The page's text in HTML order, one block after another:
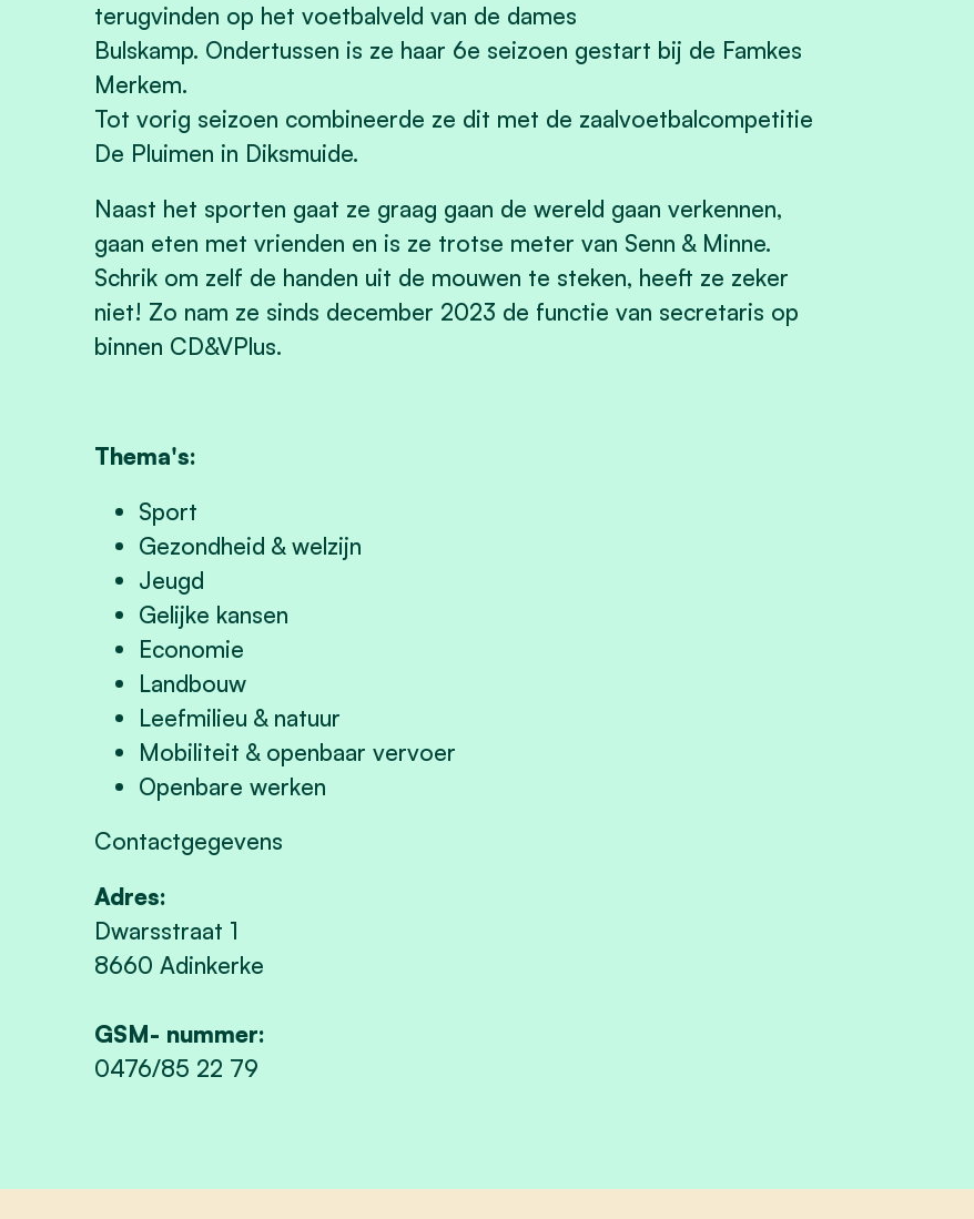
terugvinden op het voetbalveld van de dames
Bulskamp. Ondertussen is ze haar 6e seizoen gestart bij de Famkes
Merkem.
Tot vorig seizoen combineerde ze dit met de zaalvoetbalcompetitie
De Pluimen in Diksmuide.
Naast het sporten gaat ze graag gaan de wereld gaan verkennen,
gaan eten met vrienden en is ze trotse meter van Senn & Minne.
Schrik om zelf de handen uit de mouwen te steken, heeft ze zeker
niet! Zo nam ze sinds december 2023 de functie van secretaris op
binnen CD&VPlus.
Thema's:
Sport
Gezondheid & welzijn
Jeugd
Gelijke kansen
Economie
Landbouw
Leefmilieu & natuur
Mobiliteit & openbaar vervoer
Openbare werken
Contactgegevens
Adres:
Dwarsstraat 1
8660 Adinkerke
GSM- nummer:
0476/85 22 79